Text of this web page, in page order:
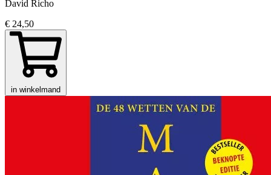
David Richo
€ 24,50
in winkelmand